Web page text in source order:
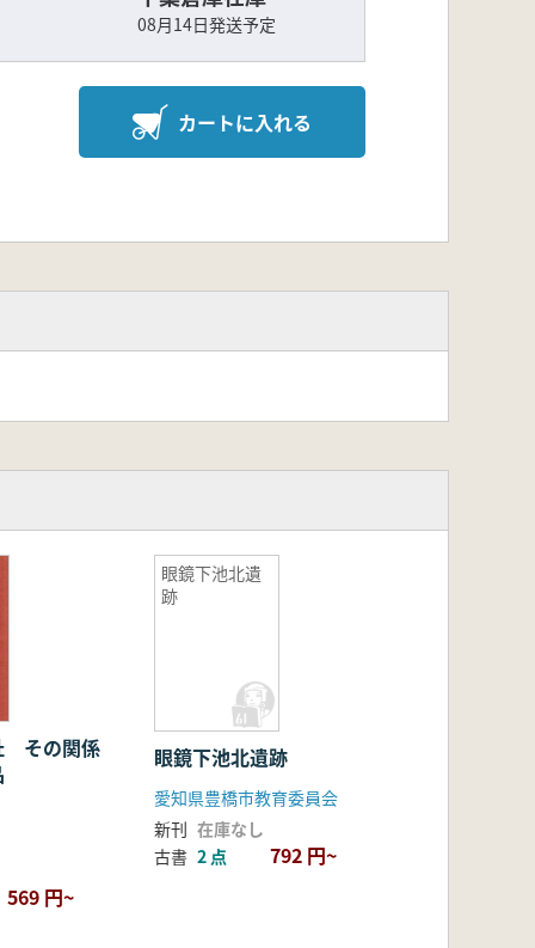
08月14日発送予定
カートに入れる
その関係
569 円~
眼鏡下池北遺
跡
眼鏡下池北遺跡
愛知県豊橋市教育委員会
新刊 在庫なし
古書 2 点 792 円~